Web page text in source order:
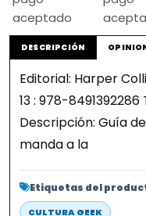
DESCRIPCIÓN
Editorial: Harper
13 : 978-
Descripción: Guía
manda a la
Etiquetas del
CULTURA GEEK